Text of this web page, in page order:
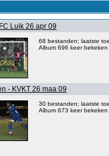
Luik 26 apr 09
68 bestanden; laatste
Album 696 keer bekeken
- KVKT 26 maa 09
30 bestanden; laatste
Album 673 keer bekeken